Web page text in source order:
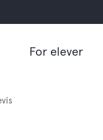
For elever